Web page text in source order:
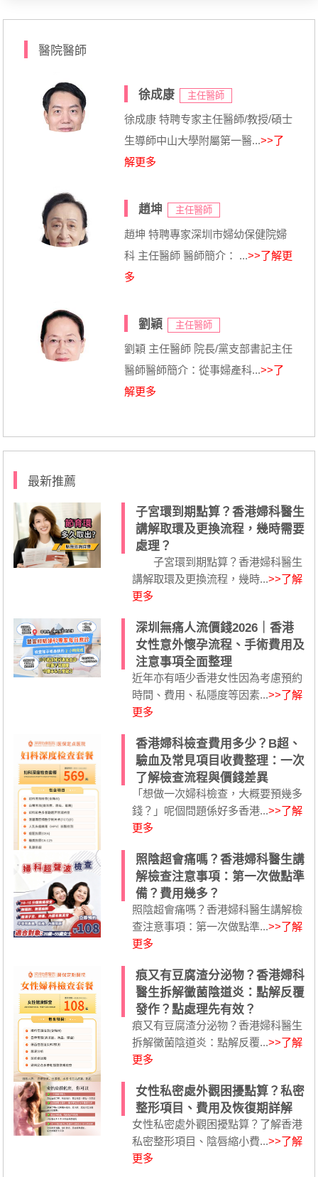
醫院醫師
徐成康 主任醫師
徐成康 特聘专家主任醫師/教授/碩士
生導師中山大學附屬第一醫...>>了
解更多
趙坤 主任醫師
趙坤 特聘專家深圳市婦幼保健院婦
科 主任醫師 醫師簡介： ...>>了解更
多
劉穎 主任醫師
劉穎 主任醫師 院長/黨支部書記主任
醫師醫師簡介：從事婦產科...>>了
解更多
最新推薦
子宮環到期點算？香港婦科醫生
講解取環及更換流程，幾時需要
處理？
子宮環到期點算？香港婦科醫生
講解取環及更換流程，幾時...>>了解
更多
深圳無痛人流價錢2026｜香港
女性意外懷孕流程、手術費用及
注意事項全面整理
近年亦有唔少香港女性因為考慮預約
時間、費用、私隱度等因素...>>了解
更多
香港婦科檢查費用多少？B超、
驗血及常見項目收費整理：一次
了解檢查流程與價錢差異
「想做一次婦科檢查，大概要預幾多
錢？」呢個問題係好多香港...>>了解
更多
照陰超會痛嗎？香港婦科醫生講
解檢查注意事項：第一次做點準
備？費用幾多？
照陰超會痛嗎？香港婦科醫生講解檢
查注意事項：第一次做點準...>>了解
更多
痕又有豆腐渣分泌物？香港婦科
醫生拆解黴菌陰道炎：點解反覆
發作？點處理先有效？
痕又有豆腐渣分泌物？香港婦科醫生
拆解黴菌陰道炎：點解反覆...>>了解
更多
女性私密處外觀困擾點算？私密
整形項目、費用及恢復期詳解
女性私密處外觀困擾點算？了解香港
私密整形項目、陰唇縮小費...>>了解
更多